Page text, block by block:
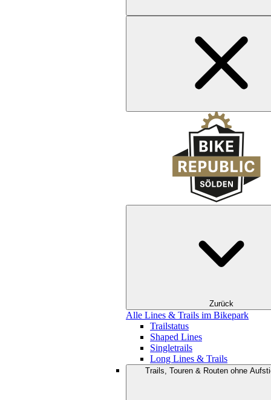
Zurück
Alle Lines & Trails im Bikepark
Trailstatus
Shaped Lines
Singletrails
Long Lines & Trails
Trails, Touren & Routen ohne